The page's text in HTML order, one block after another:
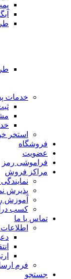
خدمات
استخر
فروشگاه
عضویت
فراموشی رمز
مراکز فروش
پذیرش
آموزش
کسب
تماس با ما
فرم
جستجو